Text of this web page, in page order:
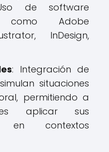
de software
como Adobe
InDesign,
: Integración de
situaciones
permitiendo a
aplicar sus
en contextos